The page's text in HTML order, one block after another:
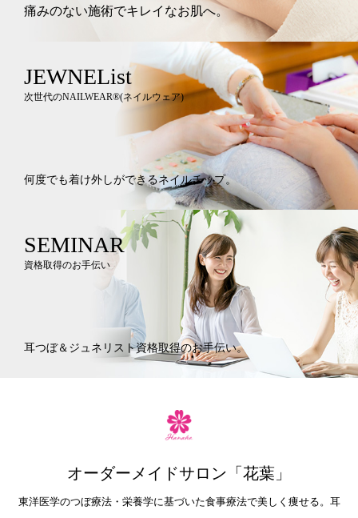
痛みのない施術でキレイなお肌へ。
JEWNEList
次世代のNAILWEAR®︎(ネイルウェア)
何度でも着け外しができるネイルチップ。
SEMINAR
資格取得のお手伝い
耳つぼ＆ジュネリスト資格取得のお手伝い。
オーダーメイドサロン「花葉」
東洋医学のつぼ療法・栄養学に基づいた食事療法で美しく痩せる。耳